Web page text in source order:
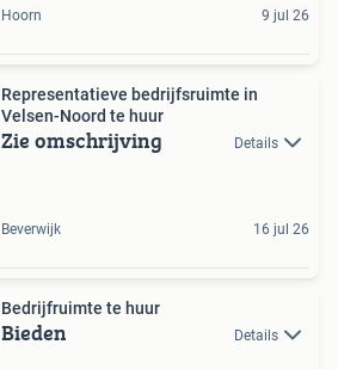
Hoorn 9 jul 26
Representatieve bedrijfsruimte in
Velsen-Noord te huur
Zie omschrijving Details
Beverwijk 16 jul 26
Bedrijfruimte te huur
Bieden Details